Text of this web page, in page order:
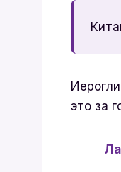
это за